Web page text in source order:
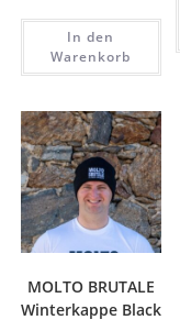
In den
Warenkorb
MOLTO BRUTALE
Winterkappe Black